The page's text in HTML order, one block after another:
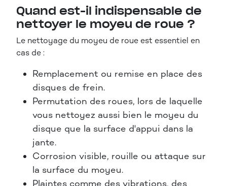
Quand est-il indispensable de
nettoyer le moyeu de roue ?
Le nettoyage du moyeu de roue est essentiel en
cas de :
Remplacement ou remise en place des
disques de frein.
Permutation des roues, lors de laquelle
vous nettoyez aussi bien le moyeu du
disque que la surface d'appui dans la
jante.
Corrosion visible, rouille ou attaque sur
la surface du moyeu.
Plaintes comme des vibrations, des